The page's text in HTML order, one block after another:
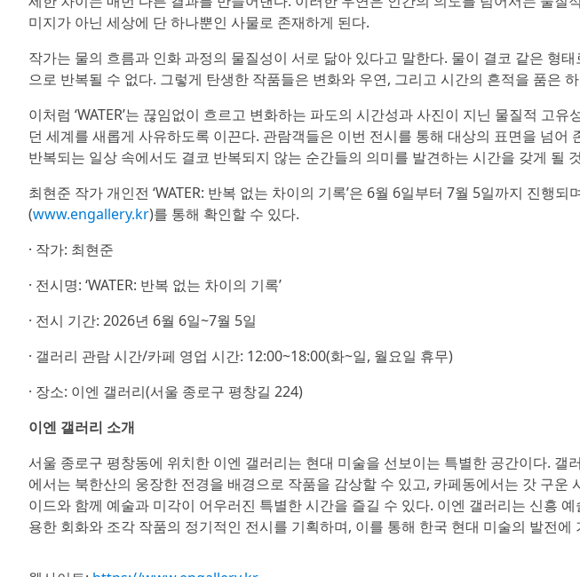
미지가 아닌 세상에 단 하나뿐인 사물로 존재하게 된다.
작가는 물의 흐름과 인화 과정의 물질성이 서로 닮아 있다고 말한다. 물이 결코 같은 형
으로 반복될 수 없다. 그렇게 탄생한 작품들은 변화와 우연, 그리고 시간의 흔적을 품은
이처럼 ‘WATER’는 끊임없이 흐르고 변화하는 파도의 시간성과 사진이 지닌 물질적 고
던 세계를 새롭게 사유하도록 이끈다. 관람객들은 이번 전시를 통해 대상의 표면을 넘어
반복되는 일상 속에서도 결코 반복되지 않는 순간들의 의미를 발견하는 시간을 갖게 될
최현준 작가 개인전 ‘WATER: 반복 없는 차이의 기록’은 6월 6일부터 7월 5일까지 진행
(www.engallery.kr)를 통해 확인할 수 있다.
· 작가: 최현준
· 전시명: ‘WATER: 반복 없는 차이의 기록’
· 전시 기간: 2026년 6월 6일~7월 5일
· 갤러리 관람 시간/카페 영업 시간: 12:00~18:00(화~일, 월요일 휴무)
· 장소: 이엔 갤러리(서울 종로구 평창길 224)
이엔 갤러리 소개
서울 종로구 평창동에 위치한 이엔 갤러리는 현대 미술을 선보이는 특별한 공간이다. 갤
에서는 북한산의 웅장한 전경을 배경으로 작품을 감상할 수 있고, 카페동에서는 갓 구운
이드와 함께 예술과 미각이 어우러진 특별한 시간을 즐길 수 있다. 이엔 갤러리는 신흥
용한 회화와 조각 작품의 정기적인 전시를 기획하며, 이를 통해 한국 현대 미술의 발전에